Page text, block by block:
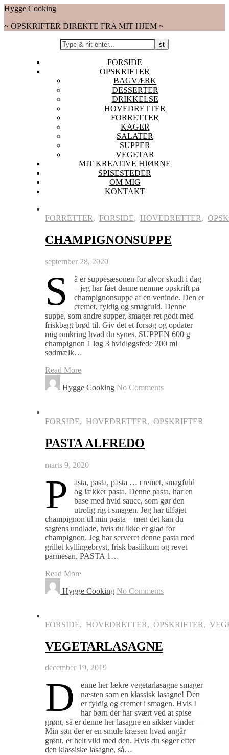
Hygge Cooking
~ OPSKRIFTER DIREKTE FRA MIT HJEM ~
FORSIDE
OPSKRIFTER
BAGVÆRK
DESSERTER
DRIKKELSE
HOVEDRETTER
FORRETTER
KAGER
SALATER
SUPPER
VEGETAR
MIT KREATIVE HJØRNE
SPISESTEDER
OM MIG
KONTAKT
FORRETTER, FORSIDE, HOVEDRETTER,
CHAMPIGNONSUPPE
september 28, 2020
S
å er suppesæsonen for alvor skudt i dag
– jeg har fået denne nemme opskrift på
champignonsuppe af en veninde. Den er
cremet, fyldig og smagfuld. Denne
suppe, som andre supper, smager ret godt med
friskbagt brød til. Giv det et forsøg og opdater
mig omkring hvad du synes. SUPPEN 600 g
champignon 1 løg 3 hvidløgsfede 200 ml
sødmælk…
Read More
Hygge Cooking No Comments
FORSIDE, HOVEDRETTER, OPSKRIFTER
PASTA ALFREDO
marts 9, 2020
P
asta, pasta, pasta … cremet, smagfuld
og lækker pasta. Denne pasta, har en
base med hvid sauce, som gør den
utrolig rig i smagen. Jeg har tilføjet
champignon til min pasta – men det kan du
sagtens undlade, hvis du ikke er glad for
champignon. Jeg har serveret denne pasta med
grillet kyllingebryst, frisk basilikum og revet
parmesan. PASTA 1…
Read More
Hygge Cooking No Comments
FORSIDE, HOVEDRETTER, OPSKRIFTER,
VEGETARLASAGNE
december 19, 2019
D
enne her lækre vegetarlasagne smager
næsten som en klassisk lasagne! Den
er fyldig og cremet i smagen. Hvis I
har børn der har svært ved at spise
grønt, så er denne her lasagne en sikker vinder –
Min søn der er en smule kræsen hvad angår
grønt, er helt vild med den. Hvis du søger efter
den klassiske lasagne, så…